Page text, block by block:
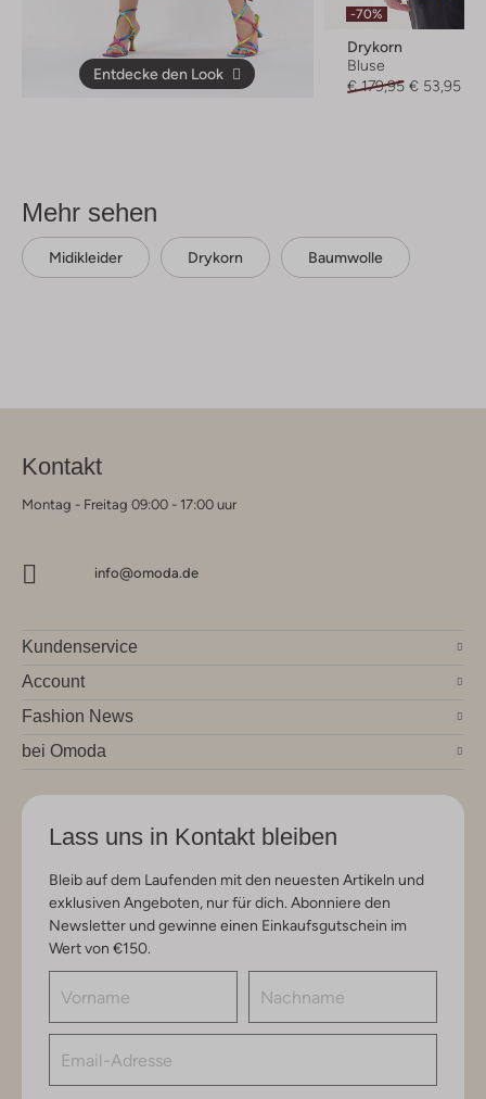
Entdecke den Look
-70%
Drykorn
Bluse
€ 179,95 € 53,95
Mehr sehen
Midikleider Drykorn Baumwolle
Kontakt
Montag - Freitag 09:00 - 17:00 uur
info@omoda.de
Kundenservice
Account
Fashion News
bei Omoda
Lass uns in Kontakt bleiben
Bleib auf dem Laufenden mit den neuesten Artikeln und
exklusiven Angeboten, nur für dich. Abonniere den
Newsletter und gewinne einen Einkaufsgutschein im
Wert von €150.